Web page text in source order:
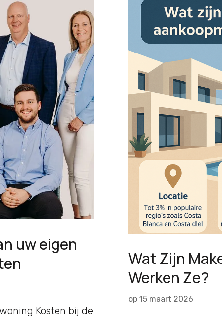
uw eigen
Kosten bij de
Wat Zijn
Werken Ze?
op 15 maart 2026